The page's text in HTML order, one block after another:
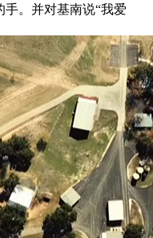
。并对基南说“我爱